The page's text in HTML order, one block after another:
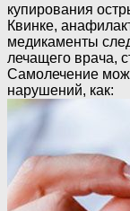
купирования
Квинке,
медикаменты
лечащего врача,
Самолечение
нарушений, как: